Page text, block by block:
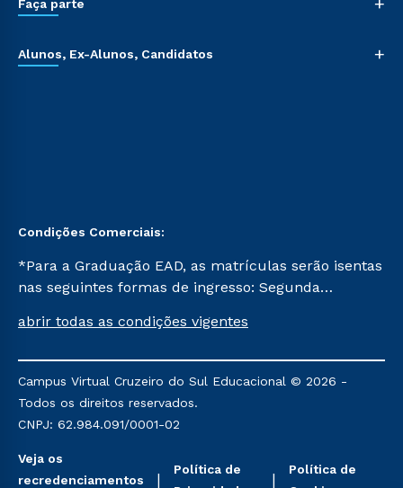
Faça parte
Alunos, Ex-Alunos, Candidatos +
Condições Comerciais:
*Para a Graduação EAD, as matrículas serão isentas
nas seguintes formas de ingresso: Segunda
Já para as demais, a taxa de matrícula será de R$
mencionadas são referentes aos cursos: Ensino
Religioso, Geografia para a Docência e Metodologia
do Ensino de História: Questões Atuais.
abrir todas as condições vigentes
Campus Virtual Cruzeiro do Sul Educacional © 2026 -
Todos os direitos reservados.
CNPJ: 62.984.091/0001-02
Veja os
recredenciamentos
Política de
Política de